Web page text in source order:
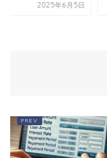
2024年11月12日